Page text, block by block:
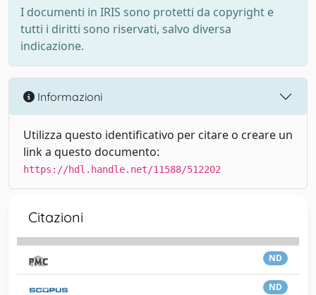
I documenti in IRIS sono protetti da copyright e
tutti i diritti sono riservati, salvo diversa
indicazione.
Informazioni
Utilizza questo identificativo per citare o creare un
link a questo documento:
https://hdl.handle.net/11588/512202
Citazioni
ND
ND